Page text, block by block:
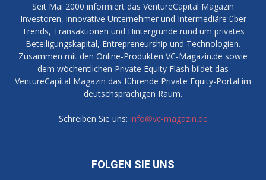
Seit Mai 2000 informiert das VentureCapital Magazin
Investoren, innovative Unternehmer und Intermediäre über
Trends, Transaktionen und Hintergründe rund um privates
Beteiligungskapital, Entrepreneurship und Technologien.
Zusammen mit den Online-Produkten VC-Magazin.de sowie
dem wöchentlichen Private Equity Flash bildet das
VentureCapital Magazin das führende Private Equity-Portal im
deutschsprachigen Raum.
Schreiben Sie uns: info@vc-magazin.de
FOLGEN SIE UNS